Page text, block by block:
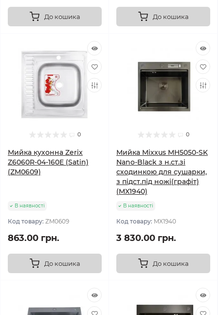
До кошика До кошика
0
Мийка кухонна Zerix
Z6060R-04-160E (Satin)
(ZM0609)
В наявності
Код товару: ZM0609
863.00 грн.
До кошика
0
Мийка Mixxus MH5050-SK
Nano-Black з н.ст.зі
сходинкою для сушарки,
з підст.під ножі(графіт)
(MX1940)
В наявності
Код товару: MX1940
3 830.00 грн.
До кошика